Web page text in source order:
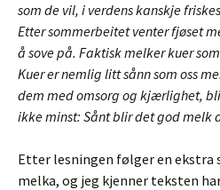
som de vil, i verdens kanskje
Etter sommerbeitet venter fjøset
å sove på. Faktisk melker kuer
Kuer er nemlig litt sånn som oss
dem med omsorg og kjærlighet,
ikke minst: Sånt blir det god melk
Etter lesningen følger en ekstra
melka, og jeg kjenner teksten